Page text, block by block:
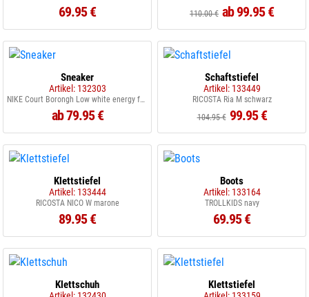
69.95 €
110.00 € ab 99.95 €
Sneaker
Artikel: 132303
NIKE Court Borongh Low white energy football
ab 79.95 €
Schaftstiefel
Artikel: 133449
RICOSTA Ria M schwarz
104.95 € 99.95 €
Klettstiefel
Artikel: 133444
RICOSTA NICO W marone
89.95 €
Boots
Artikel: 133164
TROLLKIDS navy
69.95 €
Klettschuh Klettstiefel